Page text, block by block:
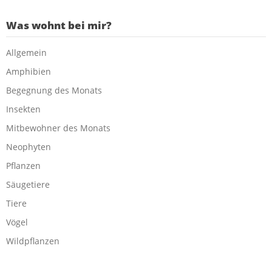
Was wohnt bei mir?
Allgemein
Amphibien
Begegnung des Monats
Insekten
Mitbewohner des Monats
Neophyten
Pflanzen
Säugetiere
Tiere
Vögel
Wildpflanzen